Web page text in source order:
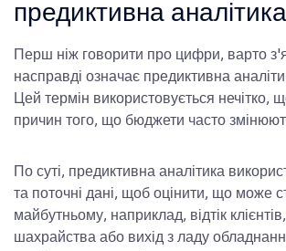
предиктивна аналітика
Перш ніж говорити про цифри, варто
насправді означає предиктивна
Цей термін використовується нечітко,
причин того, що бюджети часто
По суті, предиктивна аналітика
та поточні дані, щоб оцінити, що може
майбутньому, наприклад, відтік
шахрайства або вихід з ладу